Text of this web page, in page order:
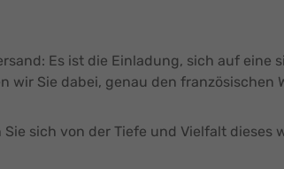
Es ist die Einladung, sich auf eine
Sie dabei, genau den französischen
sich von der Tiefe und Vielfalt dieses